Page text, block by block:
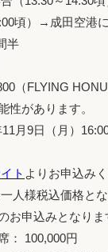
頃）→成田空港
半
（FLYING
性があります。
月9日（月）
ト よりお申込みく
人様税込価格と
お申込みとなりま
： 100,000円